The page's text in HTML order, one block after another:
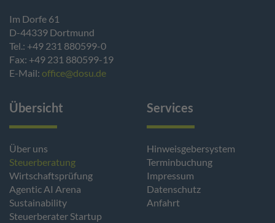
Im Dorfe 61
D-44339 Dortmund
Tel.: +49 231 880599-0
Fax: +49 231 880599-19
E-Mail: office@dosu.de
Übersicht
Über uns
Steuerberatung
Wirtschaftsprüfung
Agentic AI Arena
Sustainability
Steuerberater Startup
Services
Hinweisgebersystem
Terminbuchung
Impressum
Datenschutz
Anfahrt